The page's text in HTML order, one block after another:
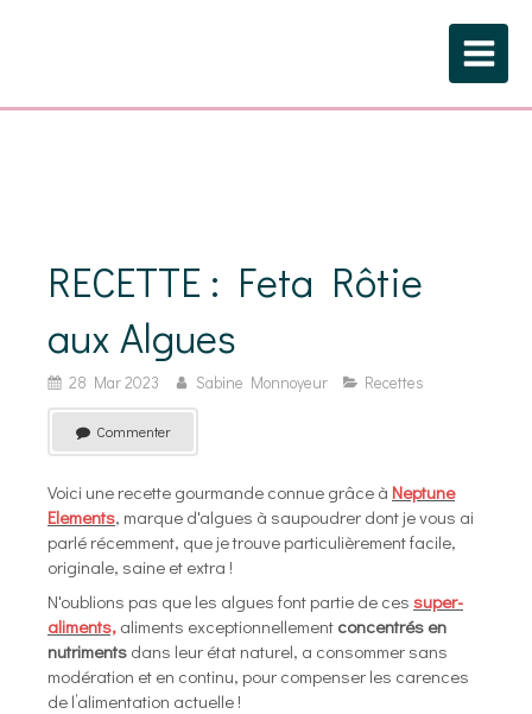
RECETTE : Feta Rôtie
aux Algues
28 Mar 2023 Sabine Monnoyeur Recettes
Commenter
Voici une recette gourmande connue grâce à Neptune
Elements, marque d'algues à saupoudrer dont je vous ai
parlé récemment, que je trouve particulièrement facile,
originale, saine et extra !
N'oublions pas que les algues font partie de ces super-
aliments, aliments exceptionnellement concentrés en
nutriments dans leur état naturel, a consommer sans
modération et en continu, pour compenser les carences
de l’alimentation actuelle !